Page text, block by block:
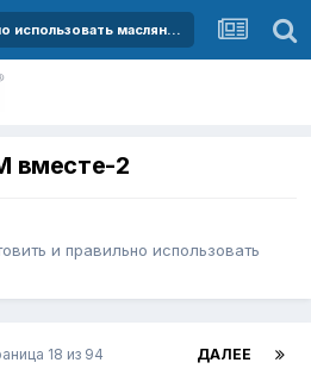
Как приготовить и правильно использовать масляную смесь и крем?
вместе-2
и правильно использовать
ДАЛЕЕ
18 из 94